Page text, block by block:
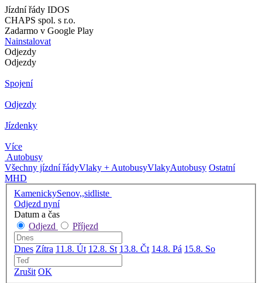
Jízdní řády IDOS
CHAPS spol. s r.o.
Zadarmo v Google Play
Nainstalovat
Odjezdy
Odjezdy
Spojení
Odjezdy
Jízdenky
Více
Autobusy
Všechny jízdní řádyVlaky + AutobusyVlakyAutobusy Ostatní
MHD
KamenickySenov,,sidliste
Odjezd nyní
Datum a čas
Odjezd
Příjezd
Dnes Zítra 11.8. Út 12.8. St 13.8. Čt 14.8. Pá 15.8. So
Zrušit OK